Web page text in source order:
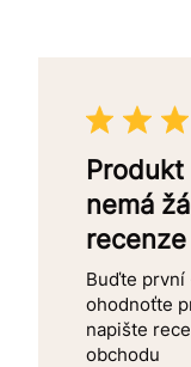
Produkt
nemá
recenze
Buďte první
ohodnoťte
napište
obchodu